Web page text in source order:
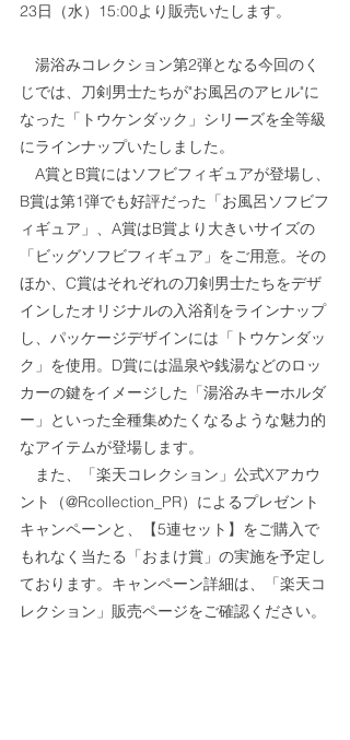
23日（水）15:00より販売いたします。
湯浴みコレクション第2弾となる今回のく
じでは、刀剣男士たちが"お風呂のアヒル"に
なった「トウケンダック」シリーズを全等級
にラインナップいたしました。
A賞とB賞にはソフビフィギュアが登場し、
B賞は第1弾でも好評だった「お風呂ソフビフ
ィギュア」、A賞はB賞より大きいサイズの
「ビッグソフビフィギュア」をご用意。その
ほか、C賞はそれぞれの刀剣男士たちをデザ
インしたオリジナルの入浴剤をラインナップ
し、パッケージデザインには「トウケンダッ
ク」を使用。D賞には温泉や銭湯などのロッ
カーの鍵をイメージした「湯浴みキーホルダ
ー」といった全種集めたくなるような魅力的
なアイテムが登場します。
また、「楽天コレクション」公式Xアカウ
ント（@Rcollection_PR）によるプレゼント
キャンペーンと、【5連セット】をご購入で
もれなく当たる「おまけ賞」の実施を予定し
ております。キャンペーン詳細は、「楽天コ
レクション」販売ページをご確認ください。